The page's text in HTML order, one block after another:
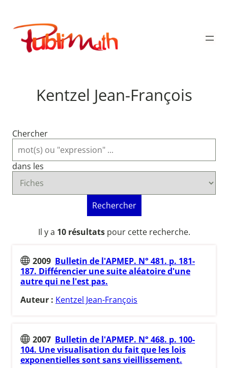
contenu
Publimath
Kentzel Jean-François
Chercher
dans les
Rechercher
Il y a 10 résultatspour cette recherche.
2009 Bulletin de l'APMEP. N° 481. p. 181-
187. Différencier une suite aléatoire d'une
autre qui ne l'est pas.
Auteur : Kentzel Jean-François
2007 Bulletin de l'APMEP. N° 468. p. 100-
104. Une visualisation du fait que les lois
exponentielles sont sans vieillissement.